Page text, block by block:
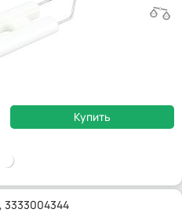
Купить
3333004344